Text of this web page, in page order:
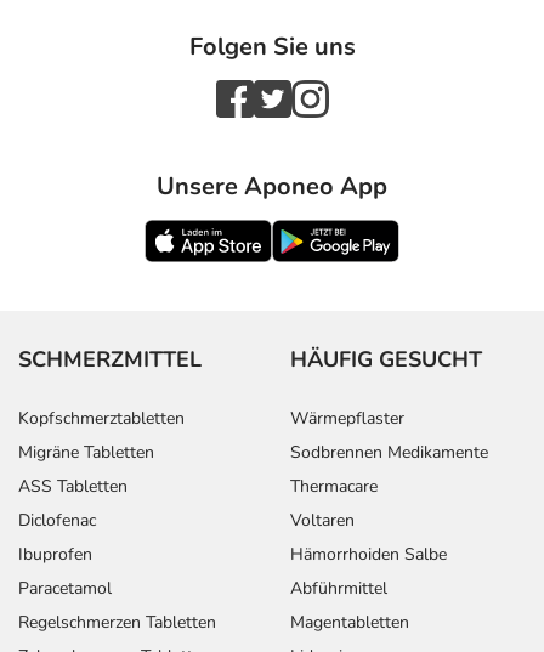
Folgen Sie uns
Unsere Aponeo App
SCHMERZMITTEL
Kopfschmerztabletten
Migräne Tabletten
ASS Tabletten
Diclofenac
Ibuprofen
Paracetamol
Regelschmerzen Tabletten
HÄUFIG GESUCHT
Wärmepflaster
Sodbrennen Medikamente
Thermacare
Voltaren
Hämorrhoiden Salbe
Abführmittel
Magentabletten